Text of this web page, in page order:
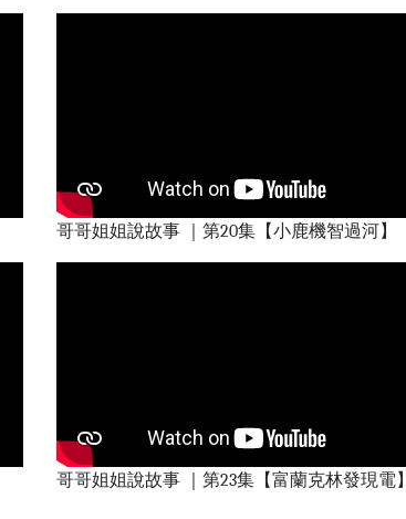
哥哥姐姐說故事 ｜第20集【小鹿機智過河】
哥哥姐姐說故事 ｜第23集【富蘭克林發現電】